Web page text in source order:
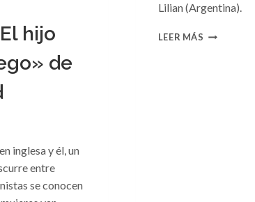
hijo
de
inglesa y él, un
entre
se conocen
Lilian (Argentina).
LEER MÁS CONSULTA